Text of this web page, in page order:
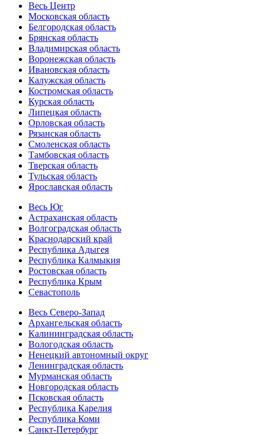
Весь Центр
Московская область
Белгородская область
Брянская область
Владимирская область
Воронежская область
Ивановская область
Калужская область
Костромская область
Курская область
Липецкая область
Орловская область
Рязанская область
Смоленская область
Тамбовская область
Тверская область
Тульская область
Ярославская область
Весь Юг
Астраханская область
Волгоградская область
Краснодарский край
Республика Адыгея
Республика Калмыкия
Ростовская область
Республика Крым
Севастополь
Весь Северо-Запад
Архангельская область
Калининградская область
Вологодская область
Ненецкий автономный округ
Ленинградская область
Мурманская область
Новгородская область
Псковская область
Республика Карелия
Республика Коми
Санкт-Петербург